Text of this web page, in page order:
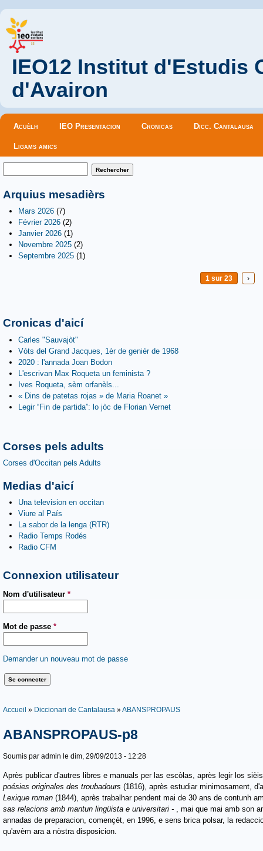
IEO12 Institut d'Estudis
d'Avairon
Menu principal
Acuèlh IEO Presentacion Cronicas Dicc. Cantalausa
Ligams amics
Formulaire de recherche
Arquius mesadièrs
Mars 2026 (7)
Février 2026 (2)
Janvier 2026 (1)
Novembre 2025 (2)
Septembre 2025 (1)
1 sur 23 ›
Cronicas d'aicí
Carles "Sauvajòt"
Vòts del Grand Jacques, 1èr de genièr de 1968
2020 : l'annada Joan Bodon
L'escrivan Max Roqueta un feminista ?
Ives Roqueta, sèm orfanèls...
« Dins de patetas rojas » de Maria Roanet »
Legir “Fin de partida”: lo jòc de Florian Vernet
Corses pels adults
Corses d'Occitan pels Adults
Medias d'aicí
Una television en occitan
Viure al País
La sabor de la lenga (RTR)
Radio Temps Rodés
Radio CFM
Connexion utilisateur
Nom d'utilisateur *
Mot de passe *
Demander un nouveau mot de passe
Vous êtes ici
Accueil » Diccionari de Cantalausa »ABANSPROPAUS
ABANSPROPAUS-p8
Soumis par admin le dim, 29/09/2013 - 12:28
Après publicar d'autres libres e manuals per las escòlas, après legir los
poésies originales des troubadours (1816), après estudiar minimosament,
Lexique roman (1844), après trabalhar pendent mai de 30 ans de contunh
sas relacions amb mantun lingüista e universitari -
, mai que mai amb son
annadas de preparacion, començèt, en 1996, e sens brica polsar, la
qu'avèm ara a nòstra disposicion.